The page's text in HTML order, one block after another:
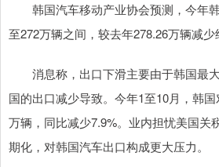
韩国汽车移动产业协会预测，今年
至272万辆之间，较去年278.26万辆减少
消息称，出口下滑主要由于韩国最
国的出口减少导致。今年1至10月，韩
万辆，同比减少7.9%。业内担忧美国关
期化，对韩国汽车出口构成更大压力。